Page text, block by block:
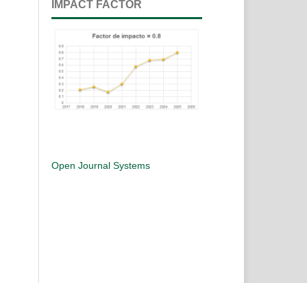
IMPACT FACTOR
Open Journal Systems